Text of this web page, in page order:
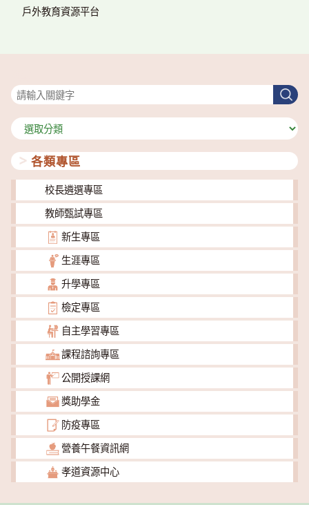
戶外教育資源平台
搜
尋
分
類
各類專區
校長遴選專區
教師甄試專區
新生專區
生涯專區
升學專區
檢定專區
自主學習專區
課程諮詢專區
公開授課網
獎助學金
防疫專區
營養午餐資訊網
孝道資源中心